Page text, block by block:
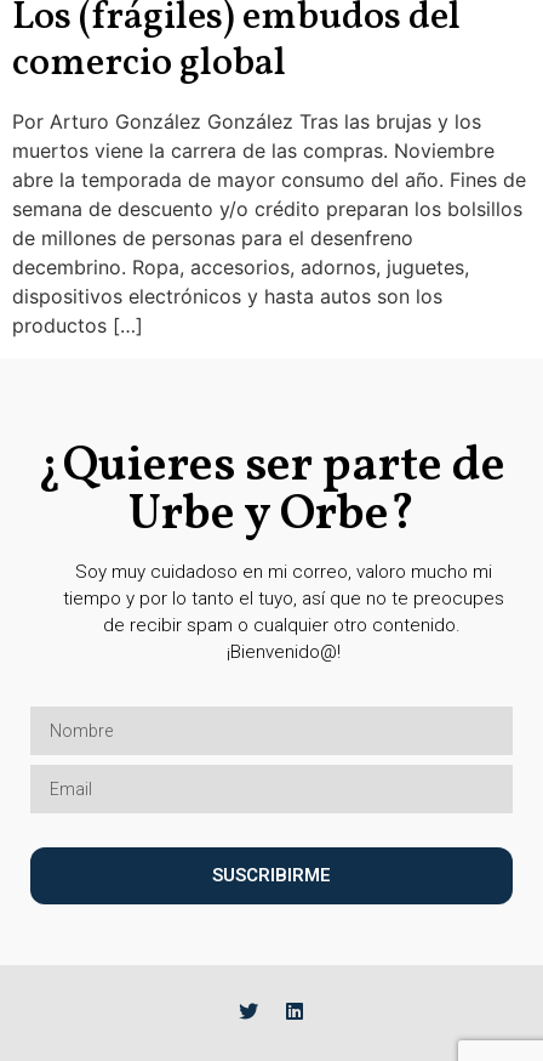
Los (frágiles) embudos del
comercio global
Por Arturo González González Tras las brujas y los
muertos viene la carrera de las compras. Noviembre
abre la temporada de mayor consumo del año. Fines de
semana de descuento y/o crédito preparan los bolsillos
de millones de personas para el desenfreno
decembrino. Ropa, accesorios, adornos, juguetes,
dispositivos electrónicos y hasta autos son los
productos […]
¿Quieres ser parte de
Urbe y Orbe?
Soy muy cuidadoso en mi correo, valoro mucho mi
tiempo y por lo tanto el tuyo, así que no te preocupes
de recibir spam o cualquier otro contenido.
¡Bienvenido@!
SUSCRIBIRME